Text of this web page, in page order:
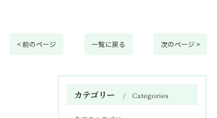
< 前のページ 一覧に戻る 次のページ >
カテゴリー Categories